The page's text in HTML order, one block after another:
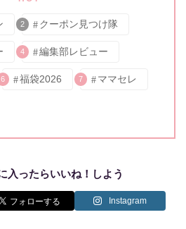
2 クーポン見つけ隊
4 編集部レビュー
6 福袋2026 7 ママセレ
入ったらいいね！しよう
Instagram